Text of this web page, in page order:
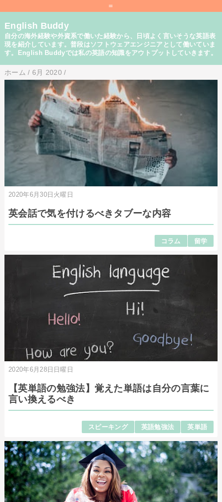
=
English Buddy
自分の海外経験や外資系で働いた経験から、日頃よく言いそうな英語表
現を紹介しています。普段はソフトウェアエンジニアとして働いていま
す。English Buddyでは私の英語の知識をアウトプットしていきます。
ホーム / 6月 2020 /
2020年6月30日火曜日
英会話で気を付けるべきタブーな内容
コラム 留学
2020年6月28日日曜日
【英単語の勉強法】覚えた単語は自分の言葉に
言い換えるべき
スピーキング 英語勉強法 英単語